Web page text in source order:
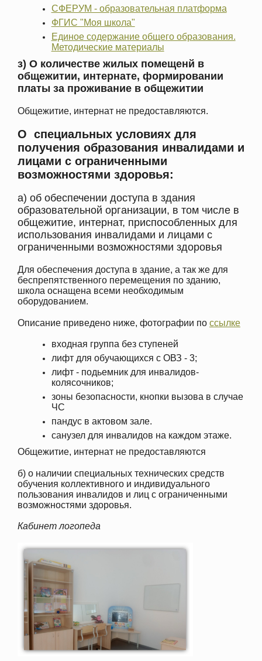
СФЕРУМ - образовательная платформа
ФГИС "Моя школа"
Единое содержание общего образования.
Методические материалы
з) О количестве жилых помещенй в
общежитии, интернате, формировании
платы за проживание в общежитии
Общежитие, интернат не предоставляются.
О специальных условиях для
получения образования инвалидами и
лицами с ограниченными
возможностями здоровья:
а) об обеспечении доступа в здания
образовательной организации, в том числе в
общежитие, интернат, приспособленных для
использования инвалидами и лицами с
ограниченными возможностями здоровья
Для обеспечения доступа в здание, а так же для
беспрепятственного перемещения по зданию,
школа оснащена всеми необходимым
оборудованием.
Описание приведено ниже, фотографии по ссылке
входная группа без ступеней
лифт для обучающихся с ОВЗ - 3;
лифт - подьемник для инвалидов-
колясочников;
зоны безопасности, кнопки вызова в случае
ЧС
пандус в актовом зале.
санузел для инвалидов на каждом этаже.
Общежитие, интернат не предоставляются
б) о наличии специальных технических средств
обучения коллективного и индивидуального
пользования инвалидов и лиц с ограниченными
возможностями здоровья.
Кабинет логопеда